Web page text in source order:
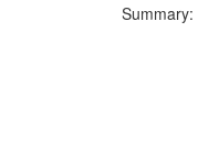
Summary: